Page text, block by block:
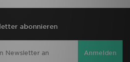
abonnieren
Anmelden